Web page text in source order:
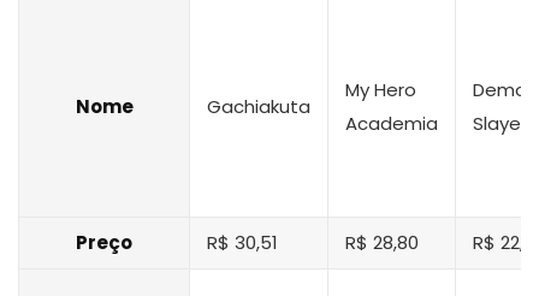
Nome Gachiakuta
My Hero
Academia
Demon
Slayer
Preço R$ 30,51 R$ 28,80 R$